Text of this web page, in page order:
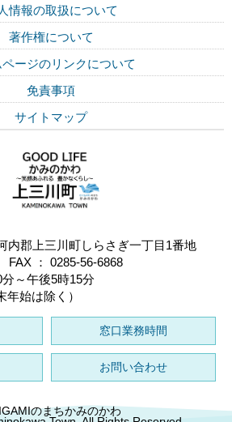
情報の取扱について
著作権について
ージのリンクについて
免責事項
サイトマップ
郡上三川町しらさぎ一丁目1番地
FAX ： 0285-56-6868
～午後5時15分
年始は除く）
窓口業務時間
お問い合わせ
のまちかみのかわ